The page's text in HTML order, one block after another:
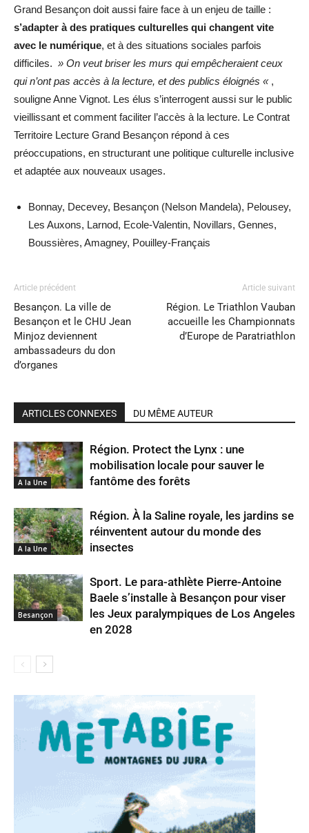
Grand Besançon doit aussi faire face à un enjeu de taille :
s’adapter à des pratiques culturelles qui changent vite
avec le numérique, et à des situations sociales parfois
difficiles. » On veut briser les murs qui empêcheraient ceux
qui n’ont pas accès à la lecture, et des publics éloignés « ,
souligne Anne Vignot. Les élus s’interrogent aussi sur le public
vieillissant et comment faciliter l’accès à la lecture. Le Contrat
Territoire Lecture Grand Besançon répond à ces
préoccupations, en structurant une politique culturelle inclusive
et adaptée aux nouveaux usages.
Bonnay, Decevey, Besançon (Nelson Mandela), Pelousey,
Les Auxons, Larnod, Ecole-Valentin, Novillars, Gennes,
Boussières, Amagney, Pouilley-Français
Article précédent
Besançon. La ville de
Besançon et le CHU Jean
Minjoz deviennent
ambassadeurs du don
d’organes
Article suivant
Région. Le Triathlon Vauban
accueille les Championnats
d’Europe de Paratriathlon
ARTICLES CONNEXES DU MÊME AUTEUR
A la Une
Région. Protect the Lynx : une
mobilisation locale pour sauver le
fantôme des forêts
A la Une
Région. À la Saline royale, les jardins se
réinventent autour du monde des
insectes
Besançon
Sport. Le para-athlète Pierre-Antoine
Baele s’installe à Besançon pour viser
les Jeux paralympiques de Los Angeles
en 2028